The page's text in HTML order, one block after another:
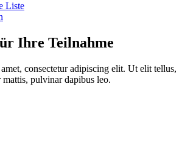
Liste
Ihre Teilnahme
con­secte­tur adip­isc­ing elit. Ut elit tel­lus,
pul­v­inar dapibus leo.